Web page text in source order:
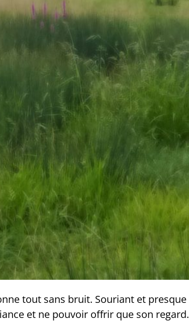
tout sans bruit. Souriant et presque
et ne pouvoir offrir que son regard.